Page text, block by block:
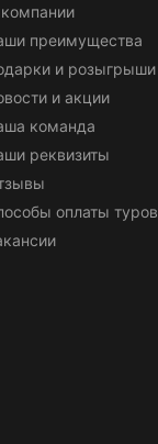
преимущества
и розыгрыши
и акции
команда
реквизиты
оплаты туров